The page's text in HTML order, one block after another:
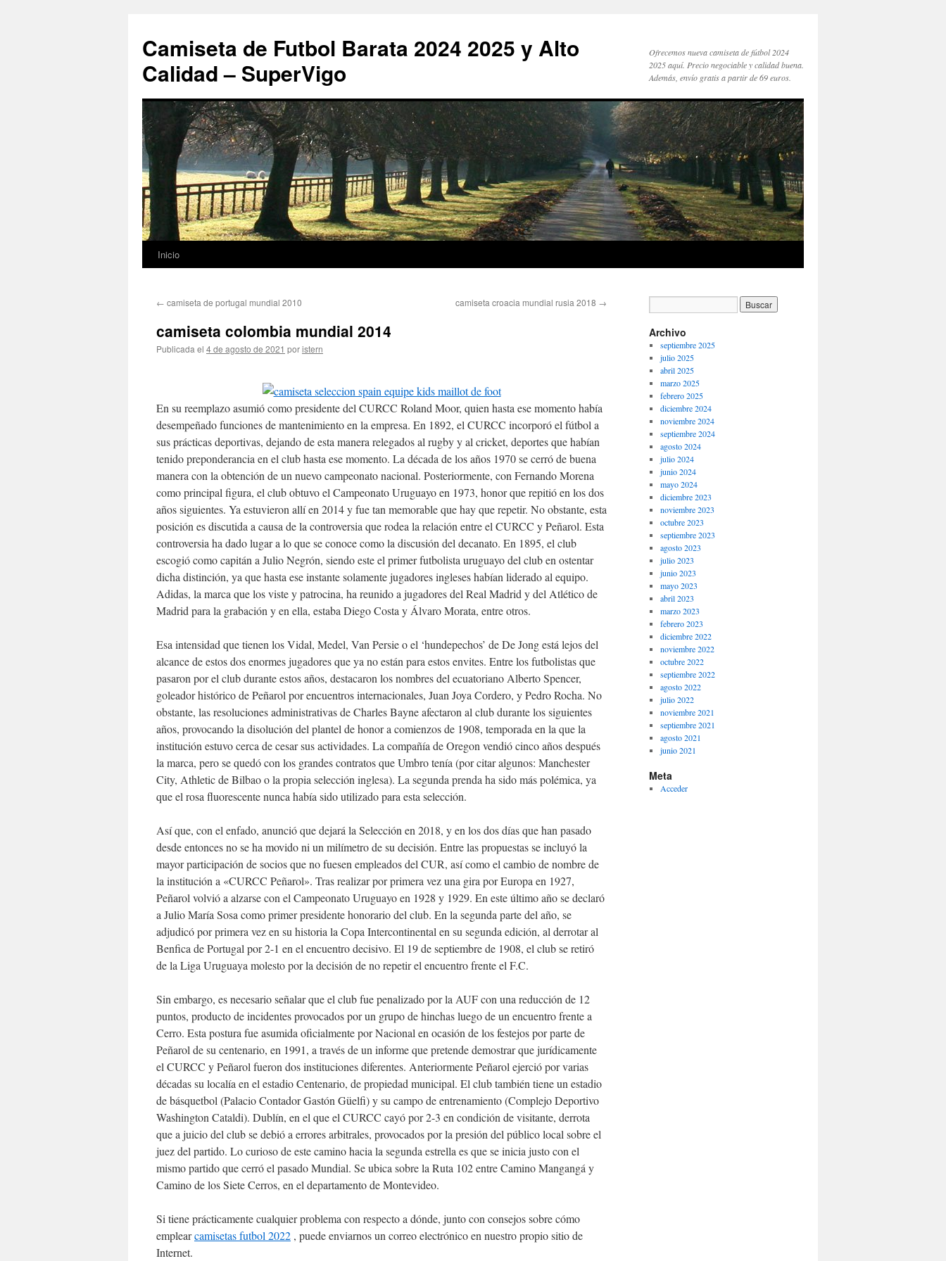
Camiseta de Futbol Barata 2024 2025 y Alto
Calidad – SuperVigo
Ofrecemos nueva camiseta de fútbol 2024
2025 aquí. Precio negociable y calidad buena.
Además, envío gratis a partir de 69 euros.
Saltar
contenido
Inicio
← camiseta de portugal mundial 2010 camiseta croacia mundial rusia 2018 →
camiseta colombia mundial 2014
Publicada el 4 de agosto de 2021 poristern
En su reemplazo asumió como presidente del CURCC Roland Moor, quien hasta ese momento había
desempeñado funciones de mantenimiento en la empresa. En 1892, el CURCC incorporó el fútbol a
sus prácticas deportivas, dejando de esta manera relegados al rugby y al cricket, deportes que habían
tenido preponderancia en el club hasta ese momento. La década de los años 1970 se cerró de buena
manera con la obtención de un nuevo campeonato nacional. Posteriormente, con Fernando Morena
como principal figura, el club obtuvo el Campeonato Uruguayo en 1973, honor que repitió en los dos
años siguientes. Ya estuvieron allí en 2014 y fue tan memorable que hay que repetir. No obstante, esta
posición es discutida a causa de la controversia que rodea la relación entre el CURCC y Peñarol. Esta
controversia ha dado lugar a lo que se conoce como la discusión del decanato. En 1895, el club
escogió como capitán a Julio Negrón, siendo este el primer futbolista uruguayo del club en ostentar
dicha distinción, ya que hasta ese instante solamente jugadores ingleses habían liderado al equipo.
Adidas, la marca que los viste y patrocina, ha reunido a jugadores del Real Madrid y del Atlético de
Madrid para la grabación y en ella, estaba Diego Costa y Álvaro Morata, entre otros.
Esa intensidad que tienen los Vidal, Medel, Van Persie o el ‘hundepechos’ de De Jong está lejos del
alcance de estos dos enormes jugadores que ya no están para estos envites. Entre los futbolistas que
pasaron por el club durante estos años, destacaron los nombres del ecuatoriano Alberto Spencer,
goleador histórico de Peñarol por encuentros internacionales, Juan Joya Cordero, y Pedro Rocha. No
obstante, las resoluciones administrativas de Charles Bayne afectaron al club durante los siguientes
años, provocando la disolución del plantel de honor a comienzos de 1908, temporada en la que la
institución estuvo cerca de cesar sus actividades. La compañía de Oregon vendió cinco años después
la marca, pero se quedó con los grandes contratos que Umbro tenía (por citar algunos: Manchester
City, Athletic de Bilbao o la propia selección inglesa). La segunda prenda ha sido más polémica, ya
que el rosa fluorescente nunca había sido utilizado para esta selección.
Así que, con el enfado, anunció que dejará la Selección en 2018, y en los dos días que han pasado
desde entonces no se ha movido ni un milímetro de su decisión. Entre las propuestas se incluyó la
mayor participación de socios que no fuesen empleados del CUR, así como el cambio de nombre de
la institución a «CURCC Peñarol». Tras realizar por primera vez una gira por Europa en 1927,
Peñarol volvió a alzarse con el Campeonato Uruguayo en 1928 y 1929. En este último año se declaró
a Julio María Sosa como primer presidente honorario del club. En la segunda parte del año, se
adjudicó por primera vez en su historia la Copa Intercontinental en su segunda edición, al derrotar al
Benfica de Portugal por 2-1 en el encuentro decisivo. El 19 de septiembre de 1908, el club se retiró
de la Liga Uruguaya molesto por la decisión de no repetir el encuentro frente el F.C.
Sin embargo, es necesario señalar que el club fue penalizado por la AUF con una reducción de 12
puntos, producto de incidentes provocados por un grupo de hinchas luego de un encuentro frente a
Cerro. Esta postura fue asumida oficialmente por Nacional en ocasión de los festejos por parte de
Peñarol de su centenario, en 1991, a través de un informe que pretende demostrar que jurídicamente
el CURCC y Peñarol fueron dos instituciones diferentes. Anteriormente Peñarol ejerció por varias
décadas su localía en el estadio Centenario, de propiedad municipal. El club también tiene un estadio
de básquetbol (Palacio Contador Gastón Güelfi) y su campo de entrenamiento (Complejo Deportivo
Washington Cataldi). Dublín, en el que el CURCC cayó por 2-3 en condición de visitante, derrota
que a juicio del club se debió a errores arbitrales, provocados por la presión del público local sobre el
juez del partido. Lo curioso de este camino hacia la segunda estrella es que se inicia justo con el
mismo partido que cerró el pasado Mundial. Se ubica sobre la Ruta 102 entre Camino Mangangá y
Camino de los Siete Cerros, en el departamento de Montevideo.
Si tiene prácticamente cualquier problema con respecto a dónde, junto con consejos sobre cómo
emplearcamisetas futbol 2022 , puede enviarnos un correo electrónico en nuestro propio sitio de
Internet.
Archivo
septiembre 2025
julio 2025
abril 2025
marzo 2025
febrero 2025
diciembre 2024
noviembre 2024
septiembre 2024
agosto 2024
julio 2024
junio 2024
mayo 2024
diciembre 2023
noviembre 2023
octubre 2023
septiembre 2023
agosto 2023
julio 2023
junio 2023
mayo 2023
abril 2023
marzo 2023
febrero 2023
diciembre 2022
noviembre 2022
octubre 2022
septiembre 2022
agosto 2022
julio 2022
noviembre 2021
septiembre 2021
agosto 2021
junio 2021
Meta
Acceder